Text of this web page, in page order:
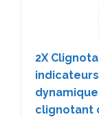
2X
clignotant